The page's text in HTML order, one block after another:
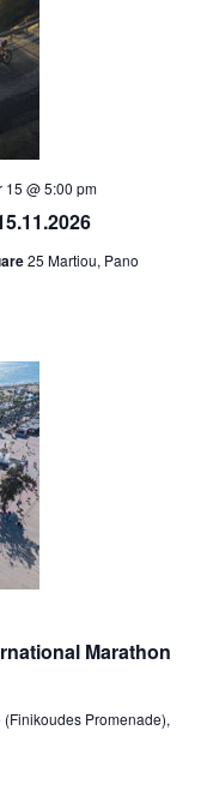
15 @ 5:00 pm
25 Martiou, Pano
Marathon
Promenade),